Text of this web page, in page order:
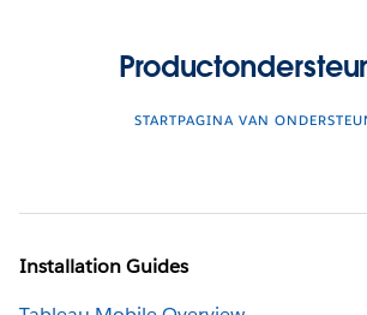
STARTPAGINA VAN
Installation Guides